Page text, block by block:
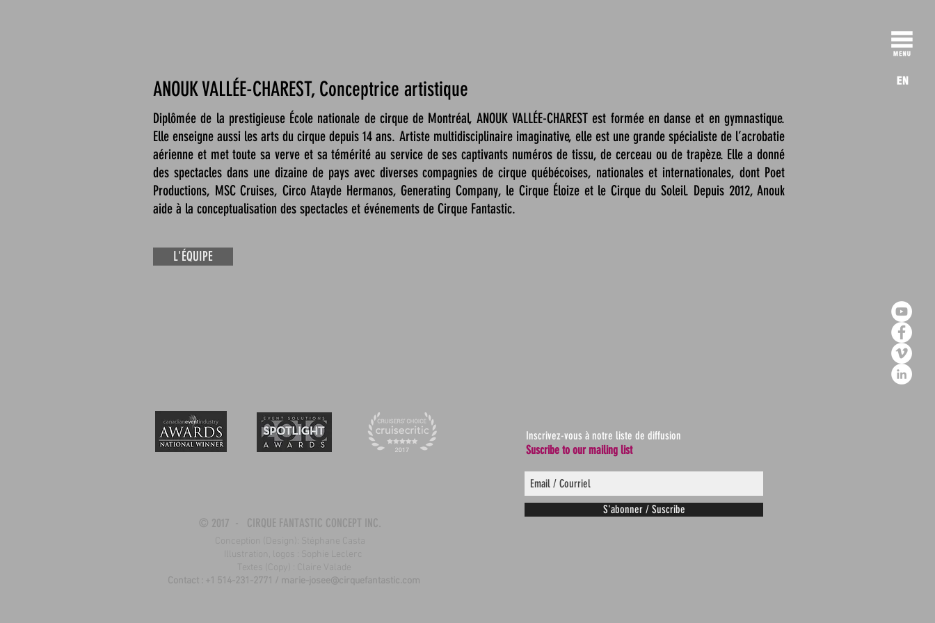
ANOUK VALLÉE-CHAREST, Conceptrice artistique
Diplômée de la prestigieuse École nationale de cirque de Montréal, ANOUK VALLÉE-CHAREST est formée en danse et en gymnastique.
Elle enseigne aussi les arts du cirque depuis 14 ans. Artiste multidisciplinaire imaginative, elle est une grande spécialiste de l’acrobatie
aérienne et met toute sa verve et sa témérité au service de ses captivants numéros de tissu, de cerceau ou de trapèze. Elle a donné
des spectacles dans une dizaine de pays avec diverses compagnies de cirque québécoises, nationales et internationales, dont Poet
Productions, MSC Cruises, Circo Atayde Hermanos, Generating Company, le Cirque Éloize et le Cirque du Soleil. Depuis 2012, Anouk
aide à la conceptualisation des spectacles et événements de Cirque Fantastic.
L'ÉQUIPE
© 2017 - CIRQUE FANTASTIC CONCEPT INC.
Conception (Design): Stéphane Casta
Illustration, logos : Sophie Leclerc
Textes (Copy) : Claire Valade
Contact : +1 514-231-2771 / marie-josee@cirquefantastic.com
Inscrivez-vous à notre liste de diffusion
Suscribe to our mailing list
S'abonner / Suscribe